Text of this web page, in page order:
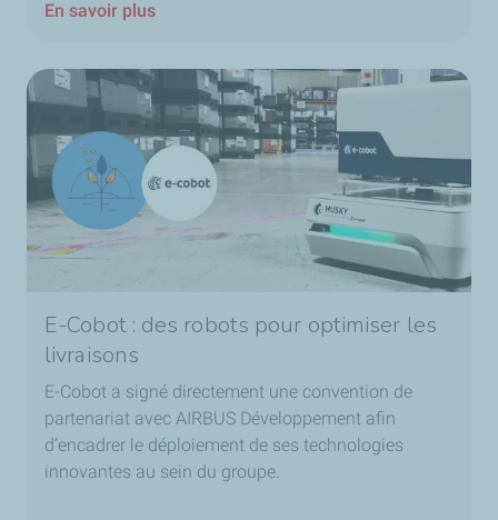
En savoir plus
E-Cobot : des robots pour optimiser les
livraisons
E-Cobot a signé directement une convention de
partenariat avec AIRBUS Développement afin
d’encadrer le déploiement de ses technologies
innovantes au sein du groupe.